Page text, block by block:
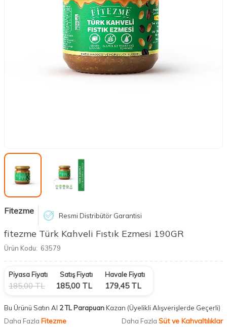
Fitezme Resmi Distribütör Garantisi
fitezme Türk Kahveli Fıstık Ezmesi 190GR
Ürün Kodu: 63579
Piyasa Fiyatı
185,00TL
Satış Fiyatı
185,00 TL
Havale Fiyatı
179,45TL
Bu Ürünü Satın Al 2 TL ParapuanKazan (Üyelikli Alışverişlerde Geçerli)
Daha Fazla Fitezme Daha Fazla Süt ve Kahvaltılıklar